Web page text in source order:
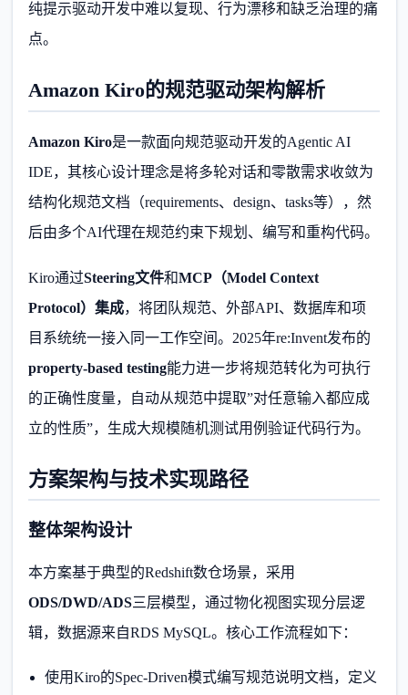
纯提示驱动开发中难以复现、行为漂移和缺乏治理的痛
点。
Amazon Kiro的规范驱动架构解析
Amazon Kiro是一款面向规范驱动开发的Agentic AI
IDE，其核心设计理念是将多轮对话和零散需求收敛为
结构化规范文档（requirements、design、tasks等），然
后由多个AI代理在规范约束下规划、编写和重构代码。
Kiro通过Steering文件和MCP（Model Context
Protocol）集成，将团队规范、外部API、数据库和项
目系统统一接入同一工作空间。2025年re:Invent发布的
property-based testing能力进一步将规范转化为可执行
的正确性度量，自动从规范中提取”对任意输入都应成
立的性质”，生成大规模随机测试用例验证代码行为。
方案架构与技术实现路径
整体架构设计
本方案基于典型的Redshift数仓场景，采用
ODS/DWD/ADS三层模型，通过物化视图实现分层逻
辑，数据源来自RDS MySQL。核心工作流程如下：
使用Kiro的Spec-Driven模式编写规范说明文档，定义